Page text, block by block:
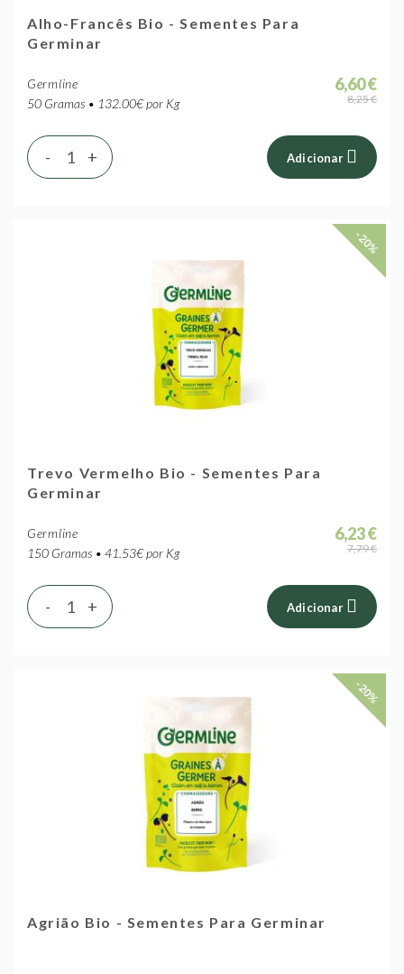
Alho-Francês Bio - Sementes Para
Germinar
Germline
50 Gramas • 132.00€ por Kg
6,60 €
8,25 €
+
- Adicionar
-20%
Trevo Vermelho Bio - Sementes Para
Germinar
Germline
150 Gramas • 41.53€ por Kg
6,23 €
7,79 €
+
- Adicionar
-20%
Agrião Bio - Sementes Para Germinar